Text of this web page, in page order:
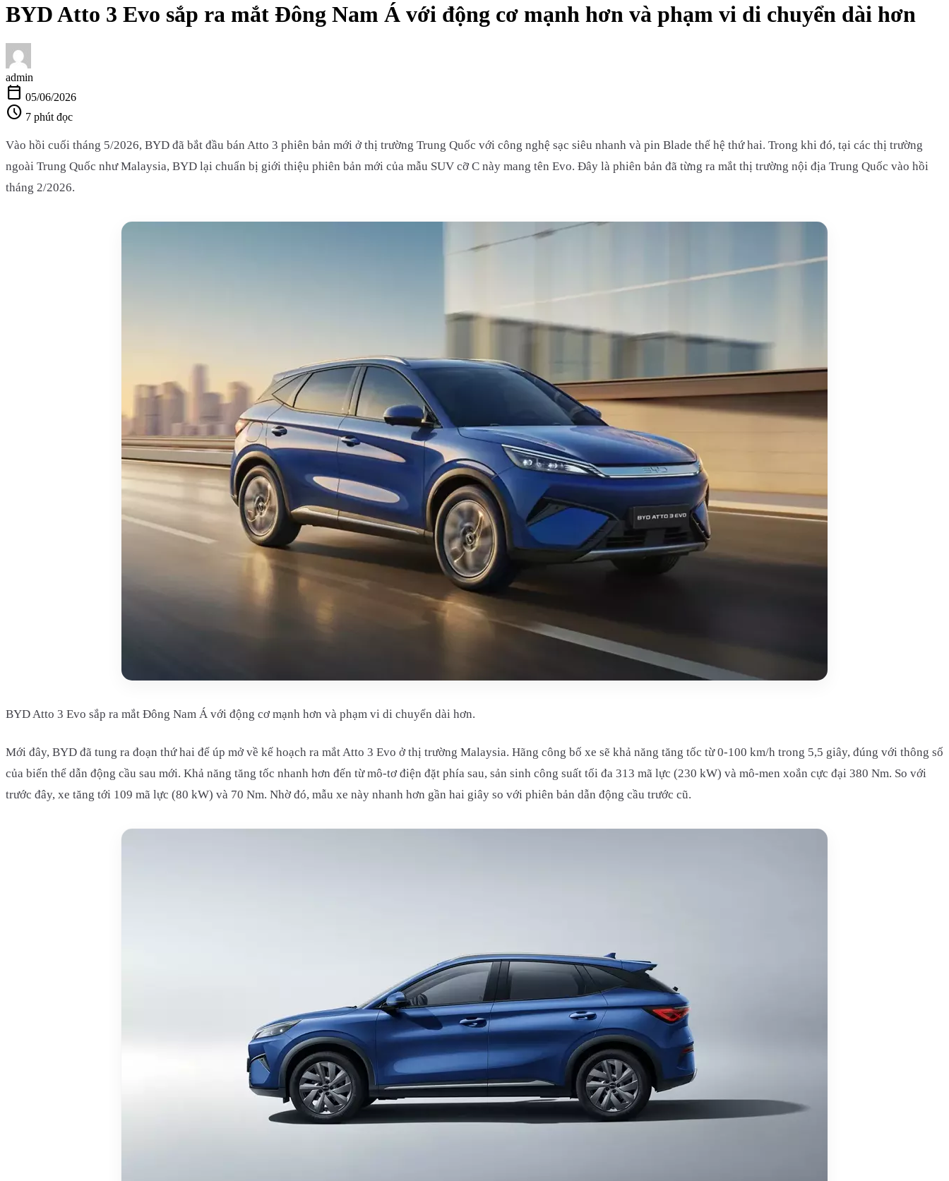
BYD Atto 3 Evo sắp ra mắt Đông Nam Á với động cơ mạnh hơn và phạm vi di chuyển dài hơn
admin
calendar_today 05/06/2026
schedule 7 phút đọc
Vào hồi cuối tháng 5/2026, BYD đã bắt đầu bán Atto 3 phiên bản mới ở thị trường Trung Quốc với công nghệ sạc siêu nhanh và pin Blade thế hệ thứ hai. Trong khi đó, tại các thị trường
ngoài Trung Quốc như Malaysia, BYD lại chuẩn bị giới thiệu phiên bản mới của mẫu SUV cỡ C này mang tên Evo. Đây là phiên bản đã từng ra mắt thị trường nội địa Trung Quốc vào hồi
tháng 2/2026.
BYD Atto 3 Evo sắp ra mắt Đông Nam Á với động cơ mạnh hơn và phạm vi di chuyển dài hơn.
Mới đây, BYD đã tung ra đoạn thứ hai để úp mở về kế hoạch ra mắt Atto 3 Evo ở thị trường Malaysia. Hãng công bố xe sẽ khả năng tăng tốc từ 0-100 km/h trong 5,5 giây, đúng với thông số
của biến thể dẫn động cầu sau mới. Khả năng tăng tốc nhanh hơn đến từ mô-tơ điện đặt phía sau, sản sinh công suất tối đa 313 mã lực (230 kW) và mô-men xoắn cực đại 380 Nm. So với
trước đây, xe tăng tới 109 mã lực (80 kW) và 70 Nm. Nhờ đó, mẫu xe này nhanh hơn gần hai giây so với phiên bản dẫn động cầu trước cũ.